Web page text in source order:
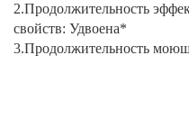
2.Продолжительность
свойств: Удвоена*
3.Продолжительность